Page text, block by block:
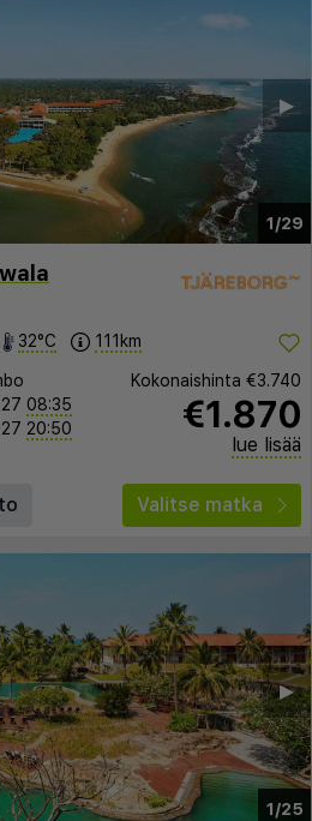
1/29
▶︎
32°C 111km
08:35
20:50
Kokonaishinta €3.740
€1.870
lue lisää
Valitse matka
1/25
▶︎